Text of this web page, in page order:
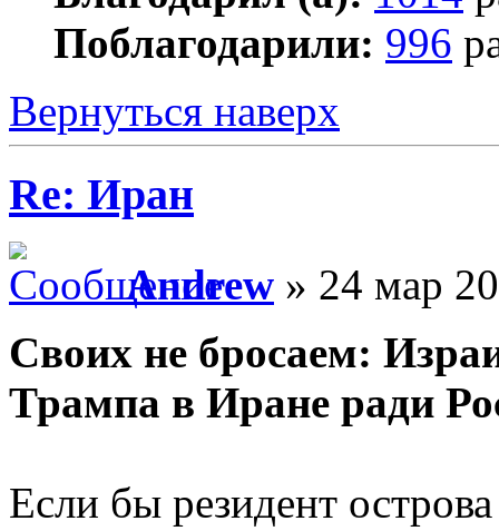
Поблагодарили: 996
Вернуться наверх
Re: Иран
Andrew » 24 мар
Своих не бросаем:
Трампа в Иране ради
Если бы резидент